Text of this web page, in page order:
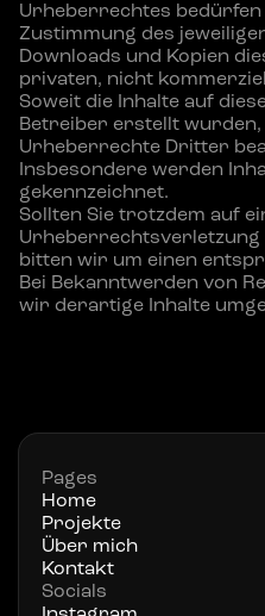
Urheberrechtes
Zustimmung des
Downloads und Kopien
privaten, nicht
Soweit die Inhalte auf
Betreiber erstellt wurden,
Urheberrechte Dritter
Insbesondere werden
gekennzeichnet.
Sollten Sie trotzdem auf
Urheberrechtsverletzung
bitten wir um einen
Bei Bekanntwerden von
wir derartige Inhalte
Pages
Home
Projekte
Über mich
Kontakt
Socials